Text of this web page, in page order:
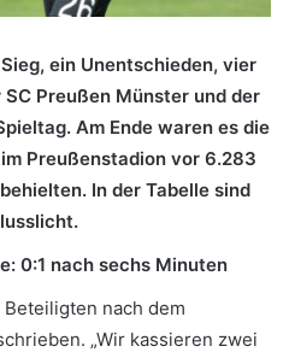
ein Unentschieden, vier
Preußen Münster und der
Am Ende waren es die
Preußenstadion vor 6.283
In der Tabelle sind
0:1 nach sechs Minuten
nach dem
„Wir kassieren zwei